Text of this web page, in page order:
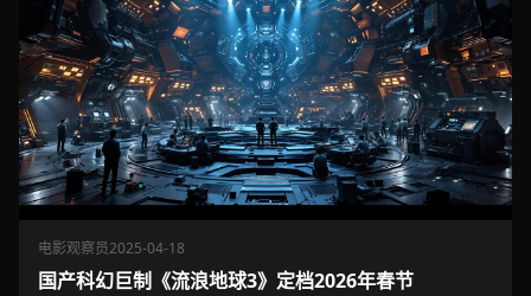
电影观察员2025-04-18
国产科幻巨制《流浪地球3》定档2026年春节